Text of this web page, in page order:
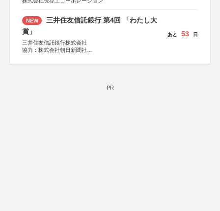
NEW
三井住友信託銀行 第4回 「わたし大
賞」
三井住友信託銀行株式会社
協力：株式会社朝日新聞社
あと 53 日
PR